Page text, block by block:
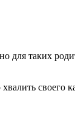
для таких
своего